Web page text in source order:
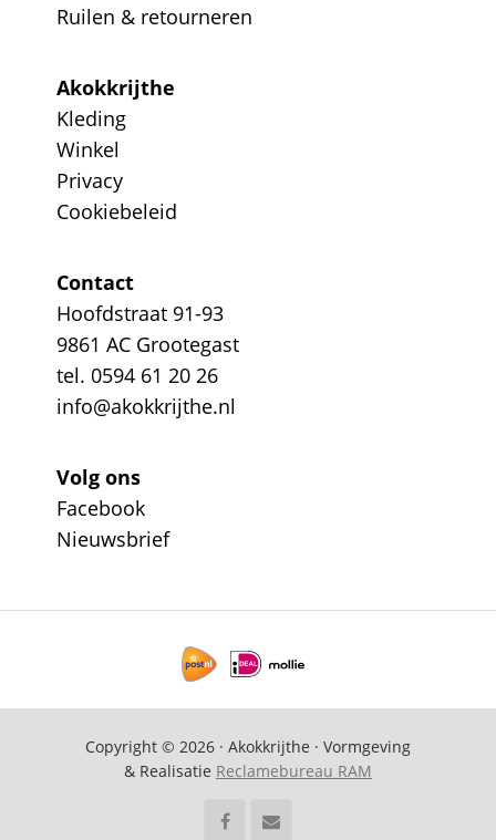
Ruilen & retourneren
Akokkrijthe
Kleding
Winkel
Privacy
Cookiebeleid
Contact
Hoofdstraat 91-93
9861 AC Grootegast
tel. 0594 61 20 26
info@akokkrijthe.nl
Volg ons
Facebook
Nieuwsbrief
Copyright © 2026 · Akokkrijthe · Vormgeving
& Realisatie Reclamebureau RAM